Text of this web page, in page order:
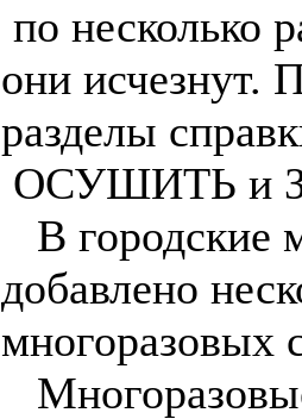
по несколько
они исчезнут.
разделы
ОСУШИТЬ и
В городские
добавлено
многоразовых